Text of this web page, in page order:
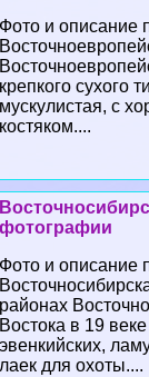
Фото и описание
крепкого сухого
мускулистая, с
костяком....
фотографии
Фото и описание
районах
Востока в 19
эвенкийских,
лаек для охоты....